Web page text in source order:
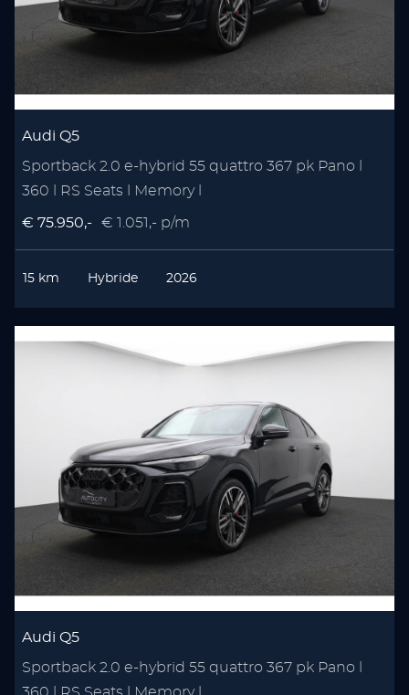
Audi Q5
Sportback 2.0 e-hybrid 55 quattro 367 pk Pano l
360 l RS Seats l Memory l
€ 75.950,- € 1.051,- p/m
15 km Hybride 2026
Audi Q5
Sportback 2.0 e-hybrid 55 quattro 367 pk Pano l